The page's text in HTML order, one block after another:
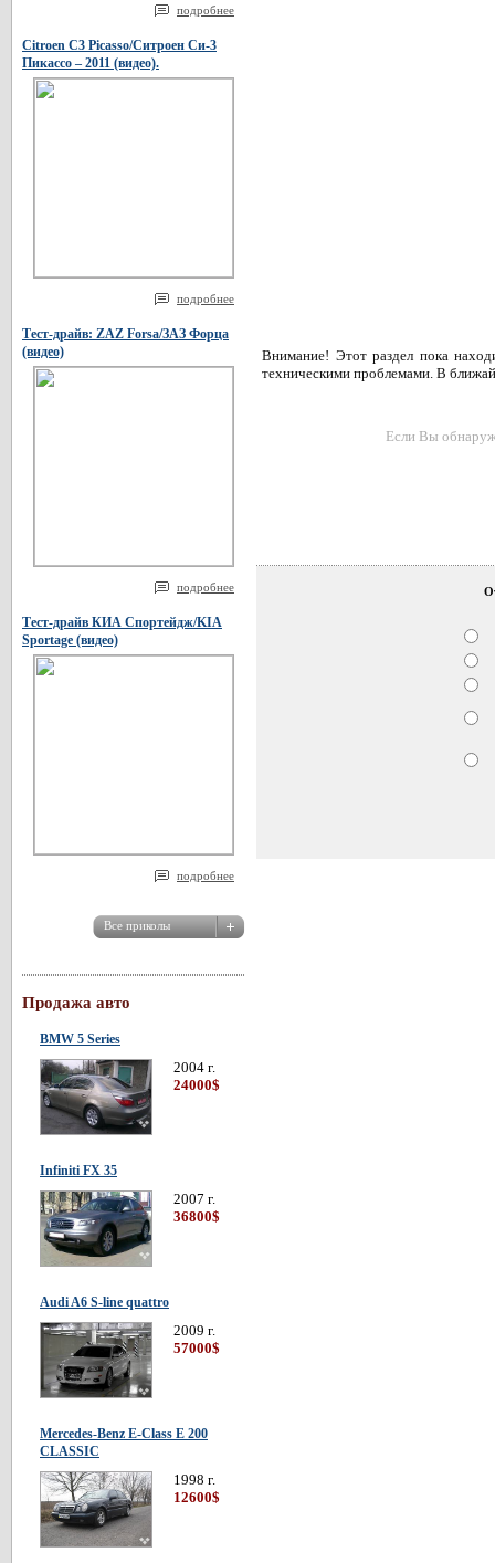
подробнее
Citroen C3 Picasso/Ситроен Си-3
Пикассо – 2011 (видео).
подробнее
Тест-драйв: ZAZ Forsa/ЗАЗ Форца
(видео)
подробнее
Тест-драйв КИА Спортейдж/KIA
Sportage (видео)
подробнее
Продажа авто
BMW 5 Series
2004 г.
24000$
Infiniti FX 35
2007 г.
36800$
Audi A6 S-line quattro
2009 г.
57000$
Mercedes-Benz E-Class E 200
CLASSIC
1998 г.
12600$
Внимание! Этот раздел пока
техническими проблемами. В
Если Вы